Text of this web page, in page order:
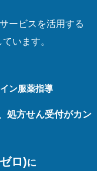
ービスを活用する
います。
ン服薬指導
処方せん受付がカン
ロ)に